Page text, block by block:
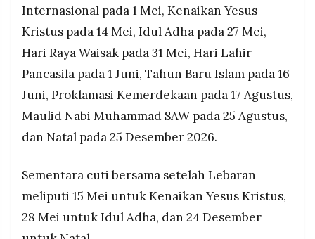
Internasional pada 1 Mei, Kenaikan Yesus
Kristus pada 14 Mei, Idul Adha pada 27 Mei,
Hari Raya Waisak pada 31 Mei, Hari Lahir
Pancasila pada 1 Juni, Tahun Baru Islam pada 16
Juni, Proklamasi Kemerdekaan pada 17 Agustus,
Maulid Nabi Muhammad SAW pada 25 Agustus,
dan Natal pada 25 Desember 2026.
Sementara cuti bersama setelah Lebaran
meliputi 15 Mei untuk Kenaikan Yesus Kristus,
28 Mei untuk Idul Adha, dan 24 Desember